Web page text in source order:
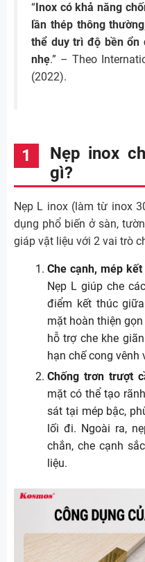
“Inox có khả năng
lần thép thông
thể duy trì độ bền ổn
nhẹ.” – Theo
(2022).
Nẹp inox
gì?
Nẹp L inox (làm từ inox
dụng phổ biến ở sàn,
giáp vật liệu với 2 vai trò
Che cạnh, mép
Nẹp L giúp che
điểm kết thúc
mặt hoàn thiện
hỗ trợ che khe
hạn chế cong vênh
Chống trơn trượt
mặt có thể tạo
sát tại mép bậc,
lối đi. Ngoài ra,
chắn, che cạnh
liệu.